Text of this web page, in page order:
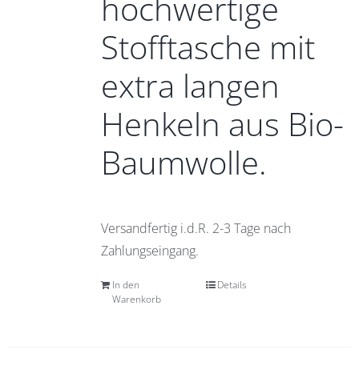
Stofftasche mit
extra langen
Henkeln aus Bio-
Baumwolle.
Versandfertig i.d.R. 2-3 Tage nach
Zahlungseingang.
In den
Warenkorb
Details